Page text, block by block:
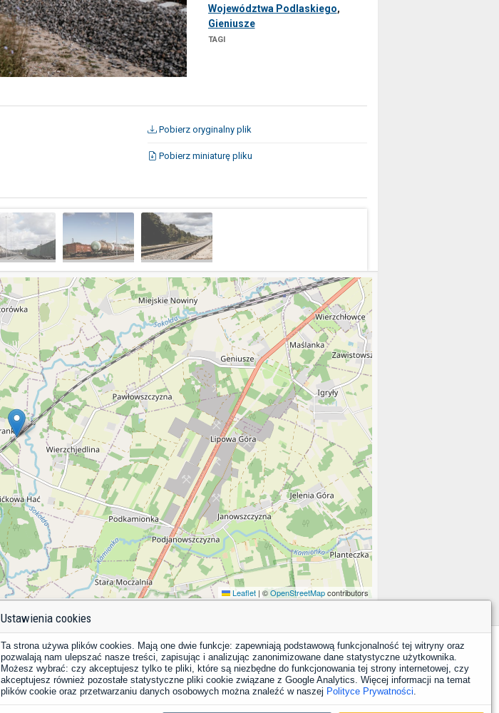
Województwa Podlaskiego,
Gieniusze
TAGI
Pobierz oryginalny plik
Pobierz miniaturę pliku
Leaflet | ©OpenStreetMapcontributors
FacebookLinkedIn
X InstagramYouTube
Ustawienia cookies
Ta strona używa plików cookies. Mają one dwie funkcje: zapewniają podstawową funkcjonalność tej witryny oraz
pozwalają nam ulepszać nasze treści, zapisując i analizując zanonimizowane dane statystyczne użytkownika.
Możesz wybrać: czy akceptujesz tylko te pliki, które są niezbędne do funkcjonowania tej strony internetowej, czy
akceptujesz również pozostałe statystyczne pliki cookie związane z Google Analytics. Więcej informacji na temat
plików cookie oraz przetwarzaniu danych osobowych można znaleźć w naszej Polityce Prywatności.